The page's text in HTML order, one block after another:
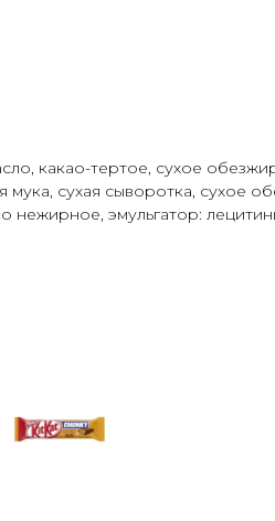
какао-тертое, сухое
мука, сухая сыворотка, сухое
нежирное, эмульгатор: